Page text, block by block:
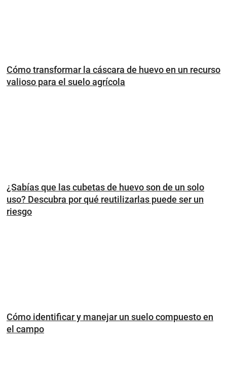
Cómo transformar la cáscara de huevo en un recurso
valioso para el suelo agrícola
¿Sabías que las cubetas de huevo son de un solo
uso? Descubra por qué reutilizarlas puede ser un
riesgo
Cómo identificar y manejar un suelo compuesto en
el campo